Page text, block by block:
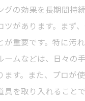
グの効果を長期間持
ツがあります。まず
が重要です。特に汚
ームなどは、日々の
ます。また、プロが
具を取り入れること